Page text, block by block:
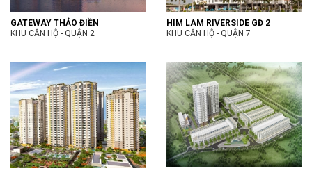
GATEWAY THẢO ĐIỀN
KHU CĂN HỘ - QUẬN 2
HIM LAM RIVERSIDE GĐ 2
KHU CĂN HỘ - QUẬN 7